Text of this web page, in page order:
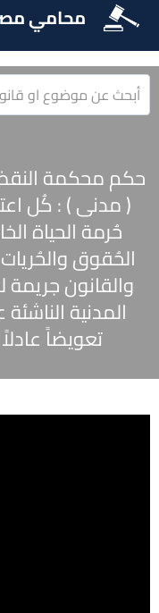
محامي
( مدنى ) : كُل
حُرمة الحياة
‏الحُقوق
والقانون جريمة
المدنية
تعويضاً